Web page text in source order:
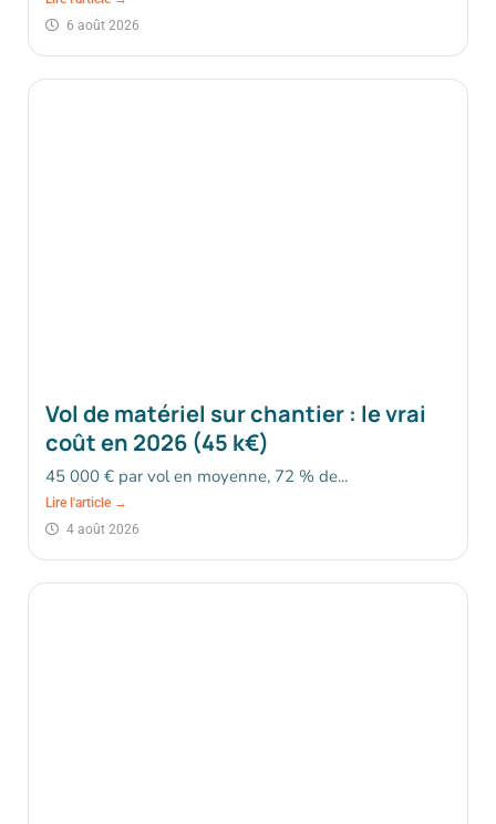
6 août 2026
Vol de matériel sur chantier : le vrai
coût en 2026 (45 k€)
45 000 € par vol en moyenne, 72 % de...
Lire l'article →
4 août 2026